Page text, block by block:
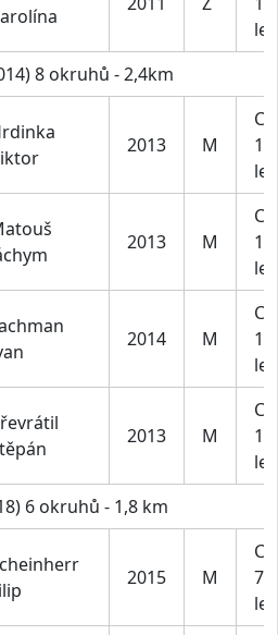
let
8 okruhů - 2,4km
2013 M
let
2013 M
let
2014 M
let
2013 M
let
6 okruhů - 1,8 km
2015 M
7
let